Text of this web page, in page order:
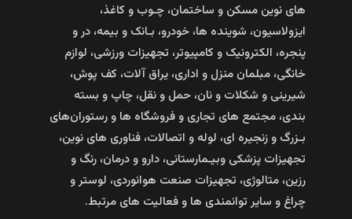
های ‌نوین‌‌ مسکن‌ و‌ ساختمان‌،‌ چـوب ‌و‌ کاغذ‌،‌
ایزولاسیون، شوینده‌ ها، خودرو، بـانک ‌و‌ بیمه‌، در و
پنجره، الکترونیک ‌و کامپیوتر، تجهیزات ورزشی، لوازم
خانگی، مبلمان منزل و اداری، یراق آلات، کف پوش،
شیرینی و شکلات و نان، حمل و نقل، چاپ و بسته‌
بندی، ‌مجتمع‌ های ‌تجاری ‌و فروشگاه‌ ها‌ و‌ رستوران‌های‌
بـزرگ‌ و‌ زنجیره‌ ای، لوله‌ و‌ اتصالات،‌ فناوری‌ های‌ نوین،
‌تجهیزات‌ پزشکی ‌وبیـمارستانی، دارو و درمان، رنگ و
رزین، متالوژی، تجهیزات صنعت هوانوردی، لوستر و
چراغ و سایر توانمندی ها و فعالیت های مرتبط.